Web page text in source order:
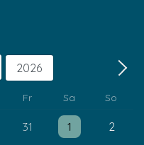
Jahr
Fr Sa So
31
Einzelne Veranstaltung
1
Einzelne 2